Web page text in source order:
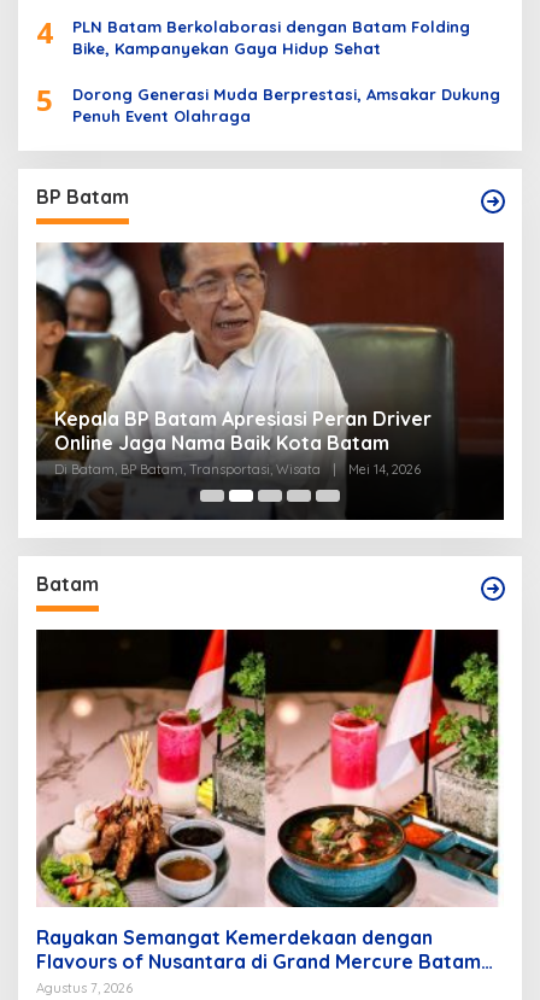
4
PLN Batam Berkolaborasi dengan Batam Folding
Bike, Kampanyekan Gaya Hidup Sehat
5
Dorong Generasi Muda Berprestasi, Amsakar Dukung
Penuh Event Olahraga
BP Batam
Apresiasi Peran Driver
Nama Baik Kota Batam
Transportasi, Wisata | Mei 14, 2026
Percepat Layanan
Batam Dukung
Di BP Batam
Batam
Rayakan Semangat Kemerdekaan dengan
Flavours of Nusantara di Grand Mercure Batam
Centre
Agustus 7, 2026